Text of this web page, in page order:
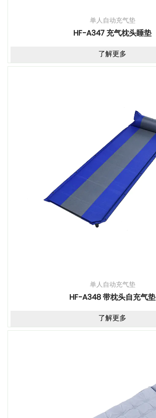
单人自动充气垫
HF-A347 充气枕头睡垫
了解更多
单人自动充气垫
HF-A348 带枕头自充气垫
了解更多